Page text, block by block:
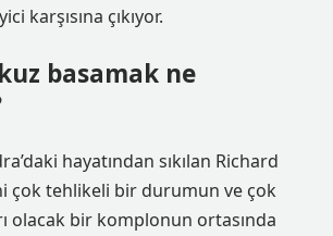
karşısına çıkıyor.
basamak ne
hayatından sıkılan Richard
çok tehlikeli bir durumun ve çok
olacak bir komplonun ortasında